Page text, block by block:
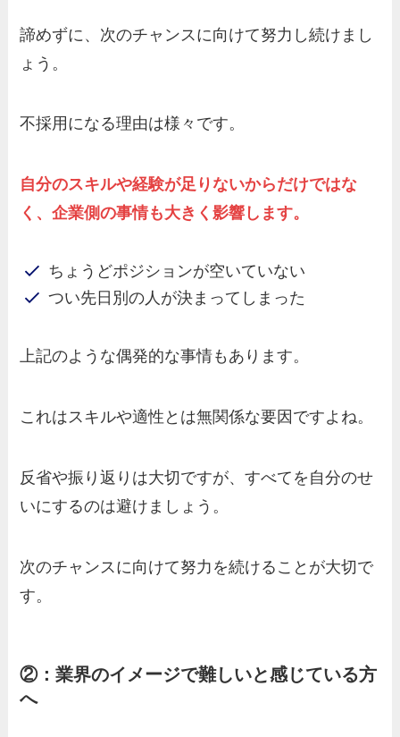
諦めずに、次のチャンスに向けて努力し続けまし
ょう。
不採用になる理由は様々です。
自分のスキルや経験が足りないからだけではな
く、企業側の事情も大きく影響します。
ちょうどポジションが空いていない
つい先日別の人が決まってしまった
上記のような偶発的な事情もあります。
これはスキルや適性とは無関係な要因ですよね。
反省や振り返りは大切ですが、すべてを自分のせ
いにするのは避けましょう。
次のチャンスに向けて努力を続けることが大切で
す。
②：業界のイメージで難しいと感じている方
へ